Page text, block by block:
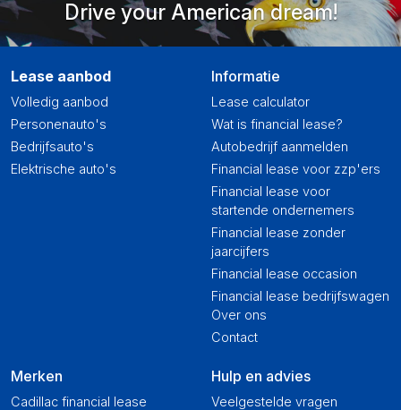
Drive your American dream!
Lease aanbod
Volledig aanbod
Personenauto's
Bedrijfsauto's
Elektrische auto's
Merken
Cadillac financial lease
Informatie
Lease calculator
Wat is financial lease?
Autobedrijf aanmelden
Financial lease voor zzp'ers
Financial lease voor
startende ondernemers
Financial lease zonder
jaarcijfers
Financial lease occasion
Financial lease bedrijfswagen
Over ons
Contact
Hulp en advies
Veelgestelde vragen